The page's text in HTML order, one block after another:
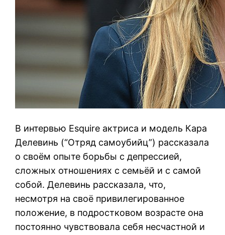
В интервью Esquire актриса и модель Кара
Делевинь (“Отряд самоубийц”) рассказала
о своём опыте борьбы с депрессией,
сложных отношениях с семьёй и с самой
собой. Делевинь рассказала, что,
несмотря на своё привилегированное
положение, в подростковом возрасте она
постоянно чувствовала себя несчастной и